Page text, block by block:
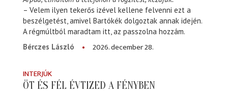
– Velem ilyen tekerős izével kellene felvenni ezt a
beszélgetést, amivel Bartókék dolgoztak annak idején.
A régmúltból maradtam itt, az passzolna hozzám.
Bérczes László
2026. december 28.
INTERJÚK
ÖT ÉS FÉL ÉVTIZED A FÉNYBEN